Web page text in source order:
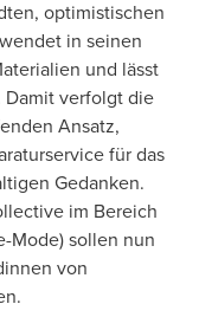
optimistischen
in seinen
und lässt
verfolgt die
Ansatz,
für das
Gedanken.
im Bereich
Mode) sollen nun
von